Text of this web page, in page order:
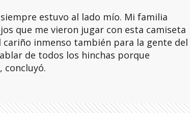
estuvo al lado mío. Mi familia
que me vieron jugar con esta camiseta
cariño inmenso también para la gente del
de todos los hinchas porque
concluyó.